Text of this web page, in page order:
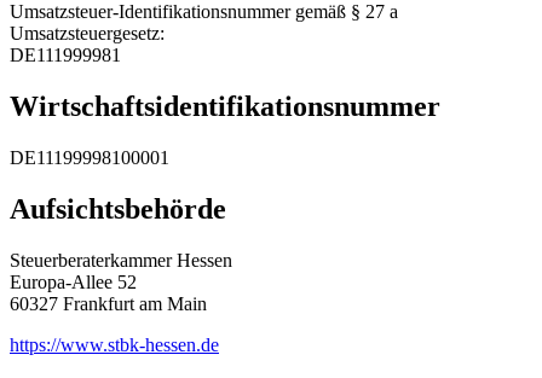
Umsatzsteuer-Identifikationsnummer gemäß § 27 a
Umsatzsteuergesetz:
DE111999981
Wirtschafts­identifikations­nummer
DE11199998100001
Aufsichtsbehörde
Steuerberaterkammer Hessen
Europa-Allee 52
60327 Frankfurt am Main
https://www.stbk-hessen.de